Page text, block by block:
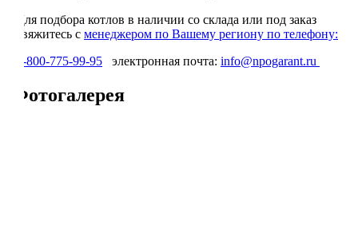
Для подбора котлов в наличии со склада или под заказ
свяжитесь с менеджером по Вашему региону по телефону:
8-800-775-99-95 электронная почта: info@npogarant.ru
Фотогалерея